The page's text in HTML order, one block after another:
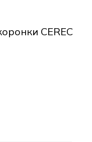
CEREC